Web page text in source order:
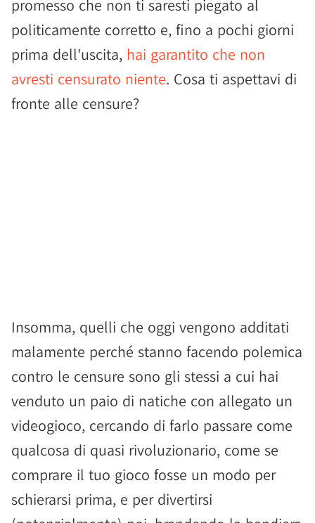
promesso che non ti saresti piegato al
politicamente corretto e, fino a pochi giorni
prima dell'uscita, hai garantito che non
avresti censurato niente. Cosa ti aspettavi di
fronte alle censure?
Insomma, quelli che oggi vengono additati
malamente perché stanno facendo polemica
contro le censure sono gli stessi a cui hai
venduto un paio di natiche con allegato un
videogioco, cercando di farlo passare come
qualcosa di quasi rivoluzionario, come se
comprare il tuo gioco fosse un modo per
schierarsi prima, e per divertirsi